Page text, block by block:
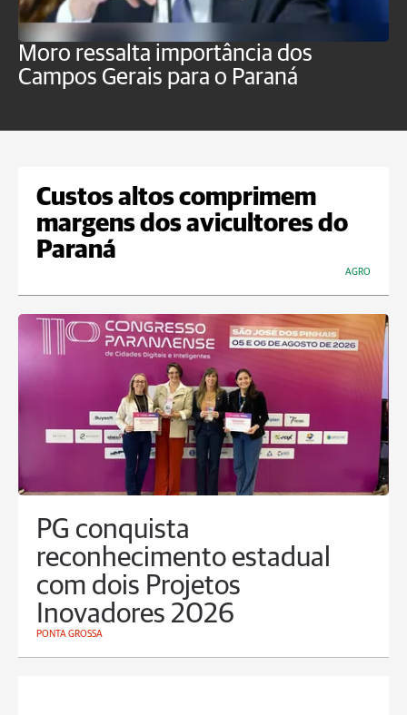
Moro ressalta importância dos
Campos Gerais para o Paraná
Custos altos comprimem
margens dos avicultores do
Paraná
AGRO
PG conquista
reconhecimento estadual
com dois Projetos
Inovadores 2026
PONTA GROSSA